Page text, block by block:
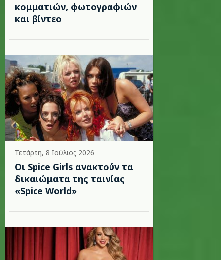
κομματιών, φωτογραφιών
και βίντεο
Τετάρτη, 8 Ιούλιος 2026
Οι Spice Girls ανακτούν τα
δικαιώματα της ταινίας
«Spice World»